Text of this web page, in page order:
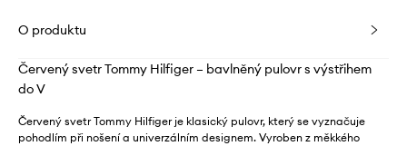
O produktu
Červený svetr Tommy Hilfiger – bavlněný pulovr s výstřihem
do V
Červený svetr Tommy Hilfiger je klasický pulovr, který se vyznačuje
pohodlím při nošení a univerzálním designem. Vyroben z měkkého